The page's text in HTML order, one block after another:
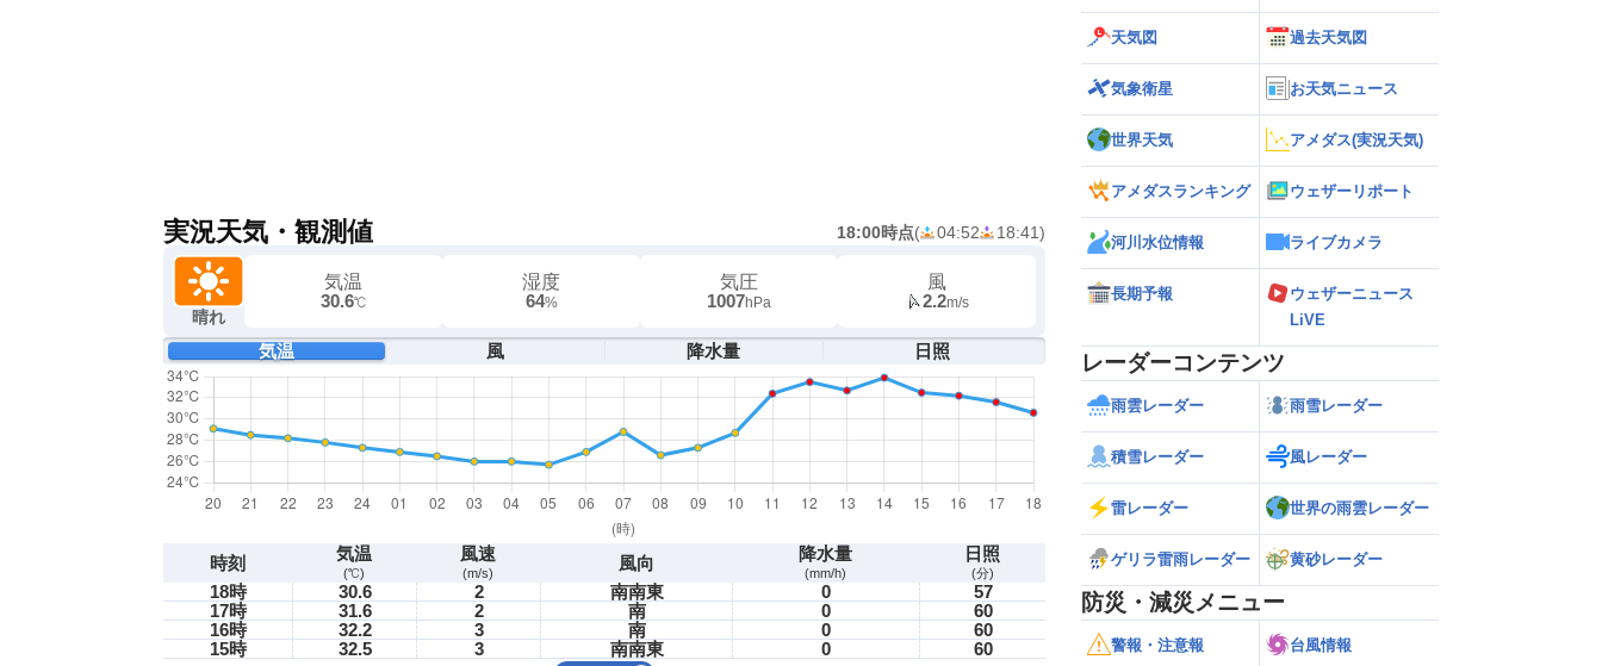
実況天気・観測値 18:00時点( 04:52 18:41)
晴れ
気温
30.6℃
湿度
64%
気圧
1007hPa
風
2.2m/s
気温 風 降水量 日照
時刻 気温
(℃)
風速
(m/s) 風向 降水量
(mm/h)
日照
(分)
18時 30.6 2 南南東 0
57
17時
31.6 2 南 0
60
16時
32.2 3 南 0
60
15時
32.5 3 南南東 0 60
天気図 過去天気図
気象衛星 お天気ニュース
世界天気 アメダス(実況天気)
アメダスランキング ウェザーリポート
河川水位情報 ライブカメラ
長期予報
ウェザーニュース
LiVE
レーダーコンテンツ
雨雲レーダー 雨雪レーダー
積雪レーダー 風レーダー
雷レーダー 世界の雨雲レーダー
ゲリラ雷雨レーダー 黄砂レーダー
防災・減災メニュー
警報・注意報 台風情報